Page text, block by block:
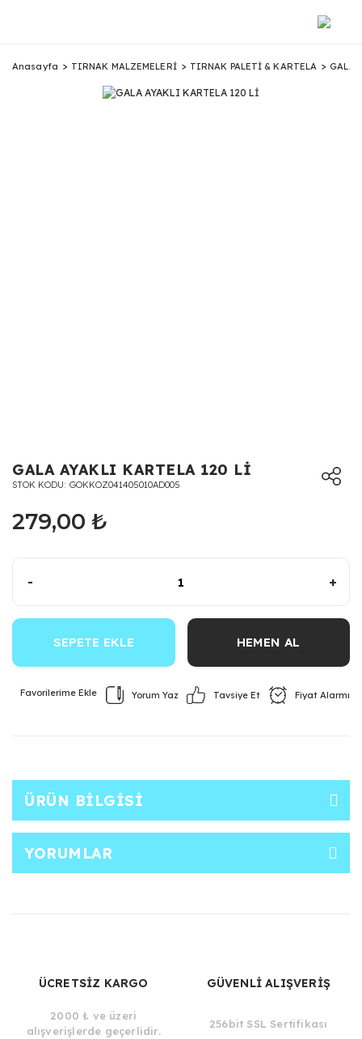
Anasayfa TIRNAK MALZEMELERİ TIRNAK PALETİ & KARTELA GALA
GALA AYAKLI KARTELA 120 Lİ
STOK KODU GOKKOZ041405010AD005
279,00 ₺
- +
SEPETE EKLE HEMEN AL
Yorum Yaz Tavsiye Et Fiyat Alarmı
ÜRÜN BILGISI
YORUMLAR
ÜCRETSİZ KARGO
2000 ₺ ve üzeri
alışverişlerde geçerlidir.
GÜVENLİ ALIŞVERİŞ
256bit SSL Sertifikası